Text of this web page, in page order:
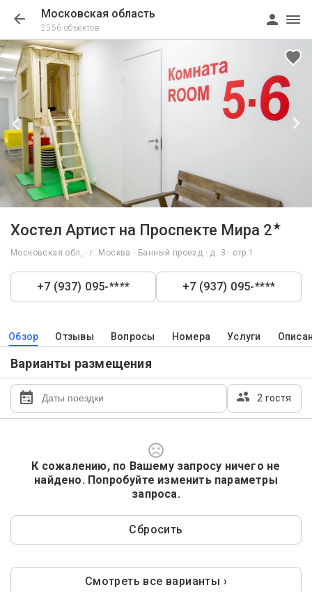
Московская область
2556 объектов
Хостел Артист на Проспекте Мира 2★
Московская обл, · г. Москва · Банный проезд · д. 3 · стр.1
+7 (937) 095-**** +7 (937) 095-****
Обзор Отзывы Вопросы Номера Услуги
Варианты размещения
2 гостя
К сожалению, по Вашему запросу ничего не
найдено. Попробуйте изменить параметры
запроса.
Сбросить
Смотреть все варианты ›